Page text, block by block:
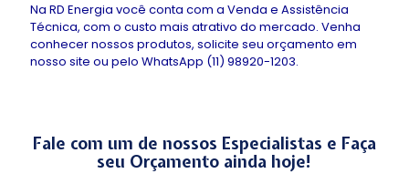
Na RD Energia você conta com a Venda e Assistência
Técnica, com o custo mais atrativo do mercado. Venha
conhecer nossos produtos, solicite seu orçamento em
nosso site ou pelo WhatsApp (11) 98920-1203.
Fale com um de nossos Especialistas e Faça
seu Orçamento ainda hoje!